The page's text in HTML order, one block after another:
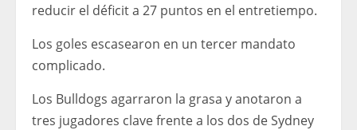
reducir el déficit a 27 puntos en el entretiempo.
Los goles escasearon en un tercer mandato
complicado.
Los Bulldogs agarraron la grasa y anotaron a
tres jugadores clave frente a los dos de Sydney